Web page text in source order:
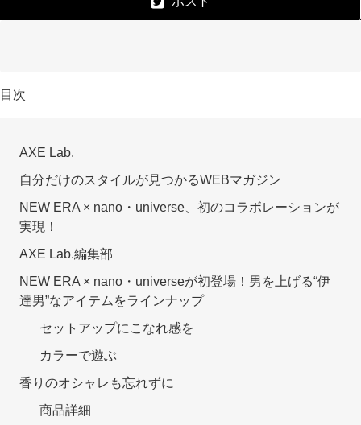
目次
AXE Lab.
自分だけのスタイルが見つかるWEBマガジン
NEW ERA × nano・universe、初のコラボレーションが
実現！
AXE Lab.編集部
NEW ERA × nano・universeが初登場！男を上げる“伊
達男”なアイテムをラインナップ
セットアップにこなれ感を
カラーで遊ぶ
香りのオシャレも忘れずに
商品詳細